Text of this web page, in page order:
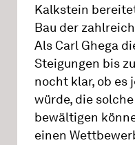
Kalkstein
Bau der
Als Carl Ghega
Steigungen bis
nocht klar, ob es
würde, die
bewältigen
einen